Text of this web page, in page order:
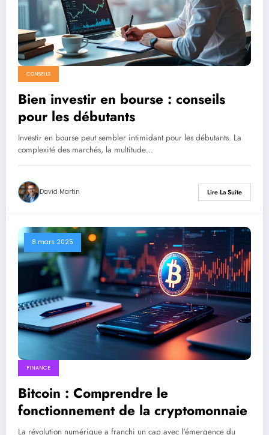
CONSEILS
Bien investir en bourse : conseils
pour les débutants
Investir en bourse peut sembler intimidant pour les débutants. La
complexité des marchés, la multitude…
David Martin Lire La Suite
8 mars 2025
FINANCE
Bitcoin : Comprendre le
fonctionnement de la cryptomonnaie
La révolution numérique a franchi un cap avec l'émergence du